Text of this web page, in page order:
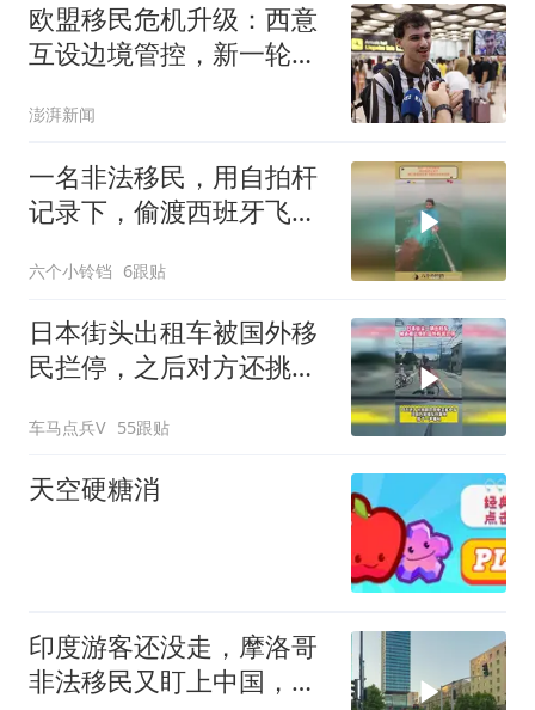
欧盟移民危机升级：西意
互设边境管控，新一轮越
澎湃新闻
一名非法移民，用自拍杆
记录下，偷渡西班牙飞地
六个小铃铛 6跟贴
日本街头出租车被国外移
民拦停，之后对方还挑衅
车马点兵V 55跟贴
天空硬糖消
印度游客还没走，摩洛哥
非法移民又盯上中国，开